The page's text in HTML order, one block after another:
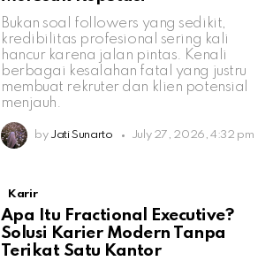
Bukan soal followers yang sedikit,
kredibilitas profesional sering kali
hancur karena jalan pintas. Kenali
berbagai kesalahan fatal yang justru
membuat rekruter dan klien potensial
menjauh.
by Jati Sunarto July 27, 2026, 4:32 pm
Karir
Apa Itu Fractional Executive?
Solusi Karier Modern Tanpa
Terikat Satu Kantor